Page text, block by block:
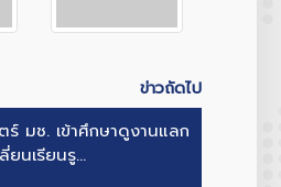
ข่าวถัดไป
มช. เข้าศึกษาดูงานแลก
ยนเรียนรู...